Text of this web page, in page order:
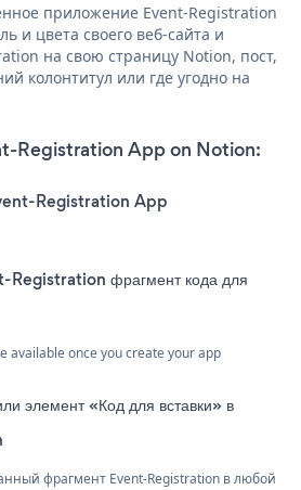
приложение Event-Registration
и цвета своего веб-сайта и
на свою страницу Notion, пост,
колонтитул или где угодно на
Registration App on Notion:
Registration App
Registration фрагмент кода для
available once you create your app
элемент «Код для вставки» в
фрагмент Event-Registration в любой